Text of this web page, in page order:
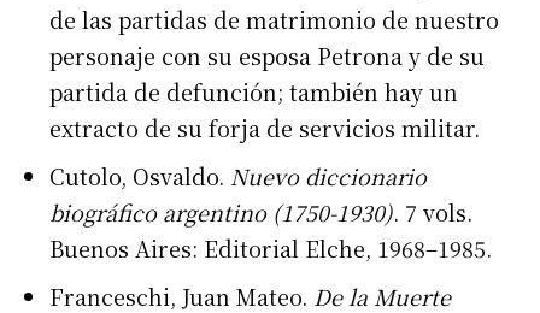
de las partidas de matrimonio de nuestro
personaje con su esposa Petrona y de su
partida de defunción; también hay un
extracto de su forja de servicios militar.
Cutolo, Osvaldo. Nuevo diccionario
biográfico argentino (1750-1930). 7 vols.
Buenos Aires: Editorial Elche, 1968–1985.
Franceschi, Juan Mateo. De la Muerte